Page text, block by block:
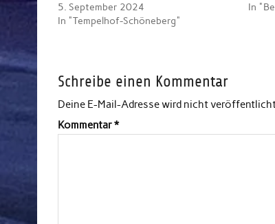
5. September 2024
In "Tempelhof-Schöneberg"
In
Schreibe einen Kommentar
Deine E-Mail-Adresse wird nicht
Kommentar*